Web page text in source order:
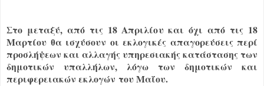
Στο μεταξύ, από τις 18 Απριλίου και όχι από τις 18
Μαρτίου θα ισχύσουν οι εκλογικές απαγορεύσεις περί
προσλήψεων και αλλαγής υπηρεσιακής κατάστασης των
δημοτικών υπαλλήλων, λόγω των δημοτικών και
περιφερειακών εκλογών του Μαΐου.